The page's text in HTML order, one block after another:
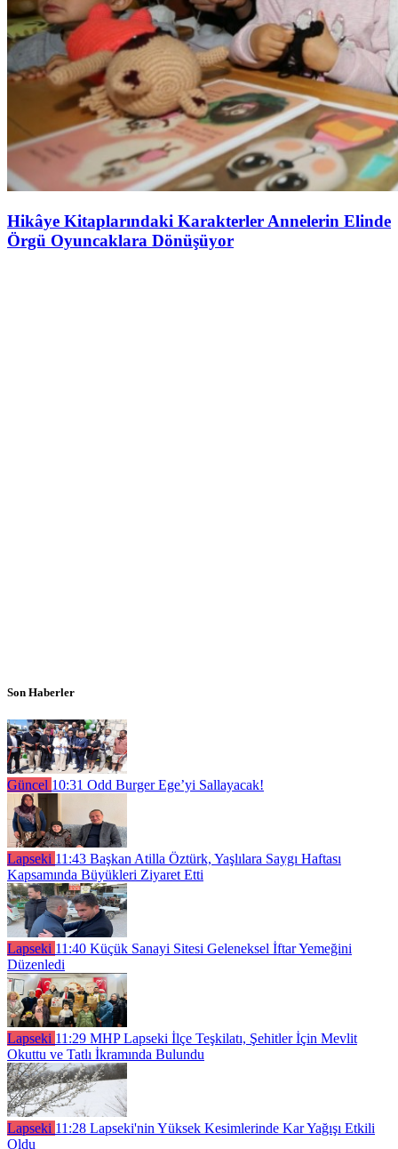
Hikâye Kitaplarındaki Karakterler Annelerin Elinde
Örgü Oyuncaklara Dönüşüyor
Son Haberler
Güncel 10:31 Odd Burger Ege’yi Sallayacak!
Lapseki 11:43 Başkan Atilla Öztürk, Yaşlılara Saygı Haftası
Kapsamında Büyükleri Ziyaret Etti
Lapseki 11:40 Küçük Sanayi Sitesi Geleneksel İftar Yemeğini
Düzenledi
Lapseki 11:29 MHP Lapseki İlçe Teşkilatı, Şehitler İçin Mevlit
Okuttu ve Tatlı İkramında Bulundu
Lapseki 11:28 Lapseki'nin Yüksek Kesimlerinde Kar Yağışı Etkili
Oldu